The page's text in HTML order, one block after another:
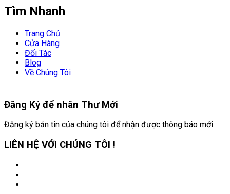
Tìm Nhanh
Trang Chủ
Cửa Hàng
Đối Tác
Blog
Về Chúng Tôi
Đăng Ký để nhân Thư Mới
Đăng ký bản tin của chúng tôi để nhận được thông báo mới.
LIÊN HỆ VỚI CHÚNG TÔI !